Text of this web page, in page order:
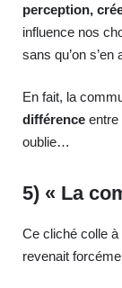
perception,
influence nos
sans qu’on s’en
En fait, la
différence entre
oublie…
5) « La
Ce cliché colle
revenait